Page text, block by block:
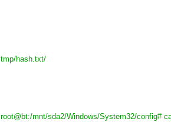
/tmp/hash.txt
root@bt:/mnt/sda2/Windows/System32/config#